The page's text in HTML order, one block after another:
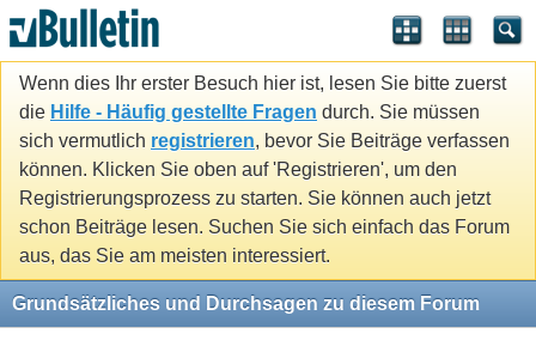
Wenn dies Ihr erster Besuch hier ist, lesen Sie bitte zuerst
die Hilfe - Häufig gestellte Fragen durch. Sie müssen
sich vermutlich registrieren, bevor Sie Beiträge verfassen
können. Klicken Sie oben auf 'Registrieren', um den
Registrierungsprozess zu starten. Sie können auch jetzt
schon Beiträge lesen. Suchen Sie sich einfach das Forum
aus, das Sie am meisten interessiert.
Grundsätzliches und Durchsagen zu diesem Forum